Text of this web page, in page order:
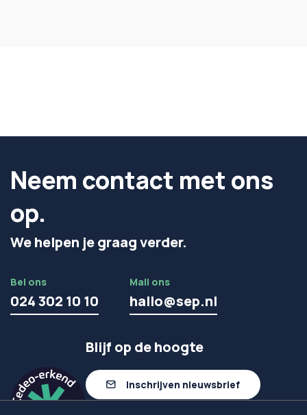
Neem contact met ons
op.
We helpen je graag verder.
Bel ons
024 302 10 10
Mail ons
hallo@sep.nl
Blijf op de hoogte
Inschrijven nieuwsbrief